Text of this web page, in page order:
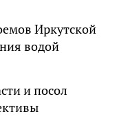
Иркутской
водой
и посол